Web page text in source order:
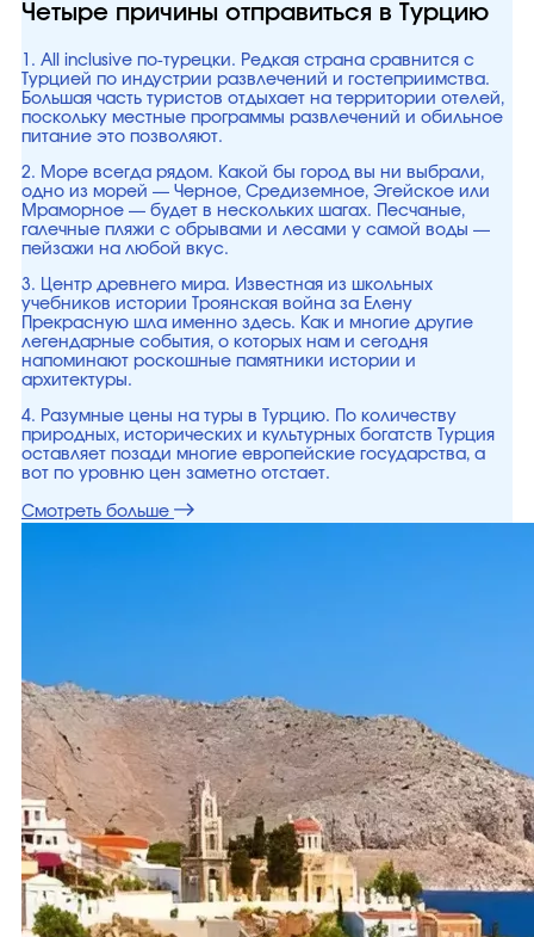
Четыре причины отправиться в Турцию
1. All inclusive по-турецки. Редкая страна сравнится с
Турцией по индустрии развлечений и гостеприимства.
Большая часть туристов отдыхает на территории отелей,
поскольку местные программы развлечений и обильное
питание это позволяют.
2. Море всегда рядом. Какой бы город вы ни выбрали,
одно из морей — Черное, Средиземное, Эгейское или
Мраморное — будет в нескольких шагах. Песчаные,
галечные пляжи с обрывами и лесами у самой воды —
пейзажи на любой вкус.
3. Центр древнего мира. Известная из школьных
учебников истории Троянская война за Елену
Прекрасную шла именно здесь. Как и многие другие
легендарные события, о которых нам и сегодня
напоминают роскошные памятники истории и
архитектуры.
4. Разумные цены на туры в Турцию. По количеству
природных, исторических и культурных богатств Турция
оставляет позади многие европейские государства, а
вот по уровню цен заметно отстает.
Смотреть больше